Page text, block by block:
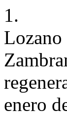
1.
enero